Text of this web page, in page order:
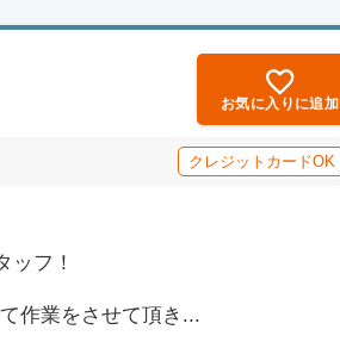
お気に入りに追加
クレジットカードOK
ッフ！
作業をさせて頂き...